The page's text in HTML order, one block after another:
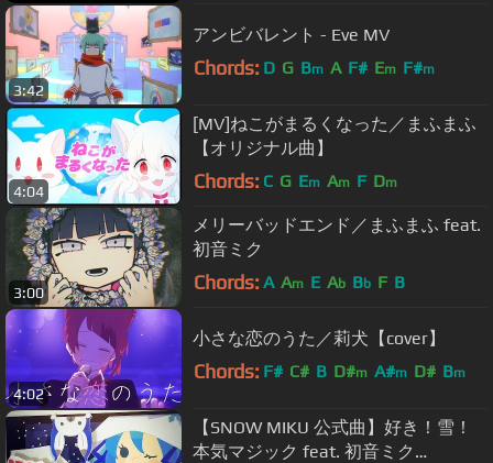
3:42
アンビバレント - Eve MV
Chords: D G Bm A F# Em F#m
4:04
[MV]ねこがまるくなった／まふまふ
【オリジナル曲】
Chords: C G Em Am F Dm
3:00
メリーバッドエンド／まふまふ feat.
初音ミク
Chords: A Am E Ab Bb F B
4:02
小さな恋のうた／莉犬【cover】
Chords: F# C# B D#m A#m D# Bm
【SNOW MIKU 公式曲】好き！雪！
本気マジック feat. 初音ミク